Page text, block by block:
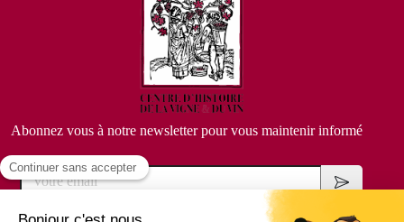
Abonnez vous à notre newsletter pour vous maintenir informé
Votre email